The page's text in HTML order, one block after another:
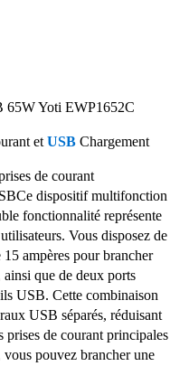
65W Yoti EWP1652C
et USBChargement
de courant
Ce dispositif multifonction
fonctionnalité représente
Vous disposez de
ampères pour brancher
que de deux ports
USB. Cette combinaison
USB séparés, réduisant
prises de courant principales
vous pouvez brancher une